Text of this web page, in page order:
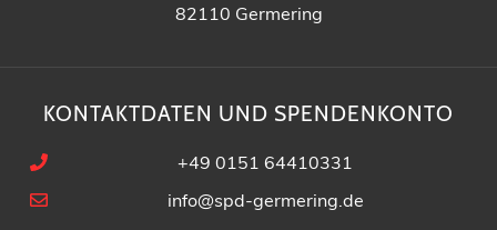
82110 Germering
KONTAKTDATEN UND SPENDENKONTO
+49 0151 64410331
info@spd-germering.de